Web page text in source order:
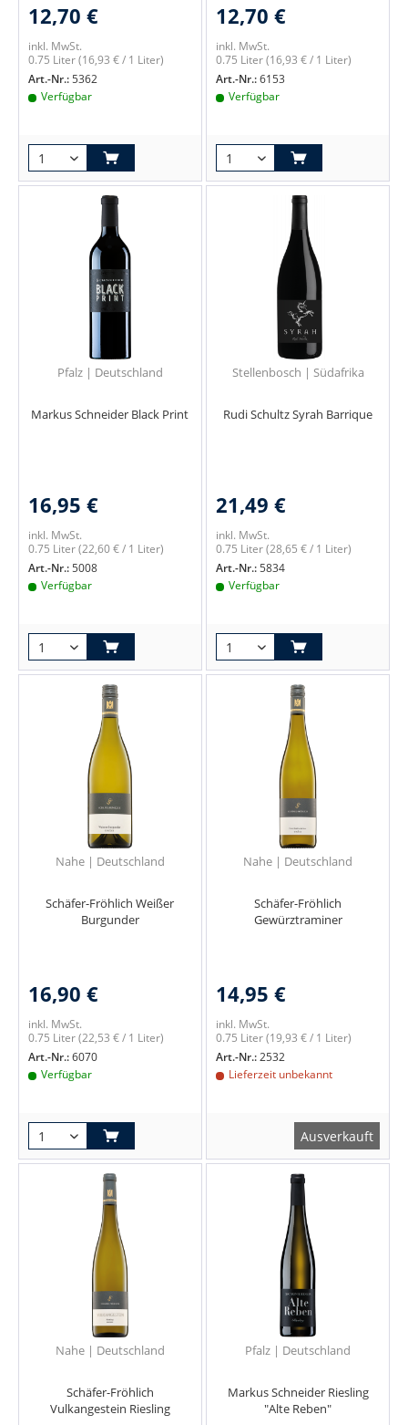
12,70 €
inkl. MwSt.
0.75 Liter(16,93 € / 1 Liter)
Art.-Nr.:5362
Verfügbar
12,70 €
inkl. MwSt.
0.75 Liter(16,93 € / 1 Liter)
Art.-Nr.:6153
Verfügbar
Pfalz | Deutschland
Markus Schneider Black Print
16,95 €
inkl. MwSt.
0.75 Liter(22,60 € / 1 Liter)
Art.-Nr.:5008
Verfügbar
Stellenbosch | Südafrika
Rudi Schultz Syrah Barrique
21,49 €
inkl. MwSt.
0.75 Liter(28,65 € / 1 Liter)
Art.-Nr.:5834
Verfügbar
Nahe | Deutschland
Schäfer-Fröhlich Weißer
Burgunder
16,90 €
inkl. MwSt.
0.75 Liter(22,53 € / 1 Liter)
Art.-Nr.:6070
Verfügbar
Nahe | Deutschland
Schäfer-Fröhlich
Gewürztraminer
14,95 €
inkl. MwSt.
0.75 Liter(19,93 € / 1 Liter)
Art.-Nr.:2532
Lieferzeit unbekannt
Ausverkauft
Nahe | Deutschland
Schäfer-Fröhlich
Vulkangestein Riesling
Pfalz | Deutschland
Markus Schneider Riesling
"Alte Reben"